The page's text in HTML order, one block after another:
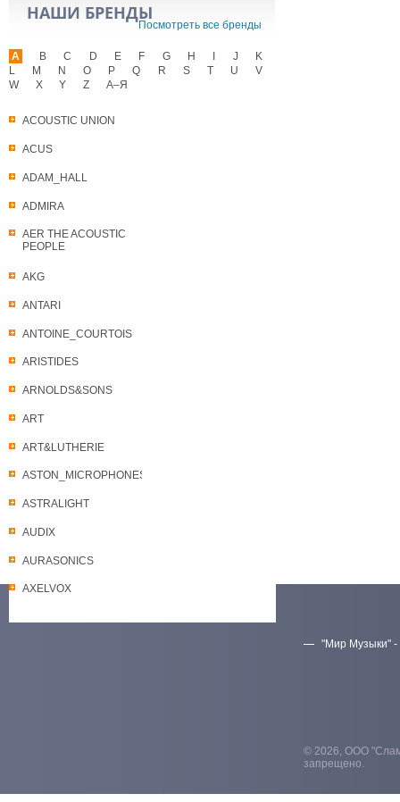
НАШИ БРЕНДЫ
Посмотреть все бренды
A
ACOUSTIC UNION
ACUS
ADAM_HALL
ADMIRA
AER THE ACOUSTIC
PEOPLE
AKG
ANTARI
ANTOINE_COURTOIS
ARISTIDES
ARNOLDS&SONS
ART
ART&LUTHERIE
ASTON_MICROPHONES
ASTRALIGHT
AUDIX
AURASONICS
AXELVOX
B C D E F G H J
K
L
M N O P Q R S T U
V
W
X Y Z А–Я
"Мир Музыки" -
© 2026, ООО
запрещено.